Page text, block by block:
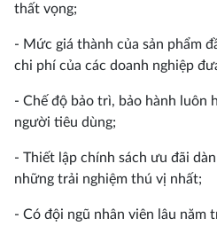
thất vọng;
- Mức giá thành của sản phẩm
chi phí của các doanh nghiệp
- Chế độ bảo trì, bảo hành luôn
người tiêu dùng;
- Thiết lập chính sách ưu đãi
những trải nghiệm thú vị nhất;
- Có đội ngũ nhân viên lâu năm